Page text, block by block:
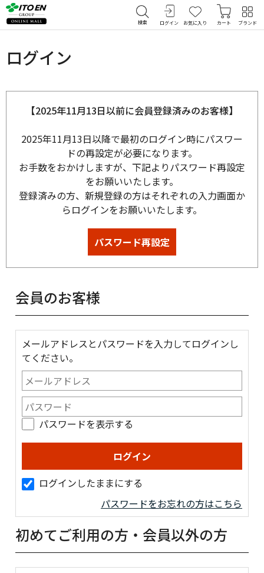
検索 ログイン お気に入り カート ブランド
ログイン
【2025年11月13日以前に会員登録済みのお客様】
2025年11月13日以降で最初のログイン時にパスワー
ドの再設定が必要になります。
お手数をおかけしますが、下記よりパスワード再設定
をお願いいたします。
登録済みの方、新規登録の方はそれぞれの入力画面か
らログインをお願いいたします。
パスワード再設定
会員のお客様
メールアドレスとパスワードを入力してログインし
てください。
パスワードを表示する
ログインしたままにする
パスワードをお忘れの方はこちら
初めてご利用の方・会員以外の方